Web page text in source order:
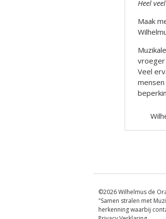
Heel
Maak
vroeger
Veel
©2026 Wilhelmus de
"Samen stralen met
herkenning waarbij